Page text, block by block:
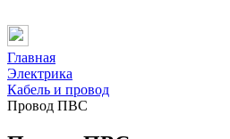
Главная
Электрика
Кабель и провод
Провод ПВС